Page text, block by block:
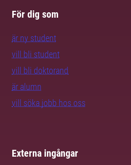
För dig som
är ny student
vill bli student
vill bli doktorand
är alumn
vill söka jobb hos oss
Externa ingångar